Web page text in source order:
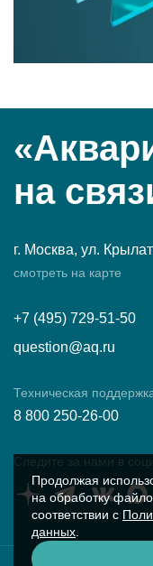
на
г. Москва, ул.
смотреть на карте
+7 (495) 729-51-50
question@aq.ru
Техническая
8 800 250-26-00
Следите за нами в
Продолжая
на обработку
соответствии с
данных